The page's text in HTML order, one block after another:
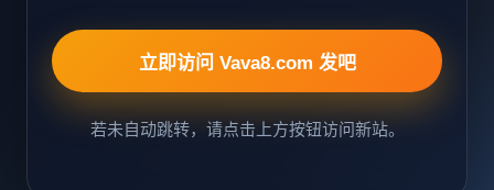
立即访问 Vava8.com 发吧
若未自动跳转，请点击上方按钮访问新站。